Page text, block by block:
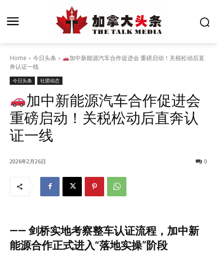
Home 今日头条
加中新能源汽车合作促进会 重磅启动！关税松动后直
奔认证一线
今日头条 社团动态
加中新能源汽车合作促进会
重磅启动！关税松动后直奔认
证一线
2026年2月26日 0
—— 剑桥实地考察整车认证流程，加中新
能源合作正式进入“落地实操”阶段